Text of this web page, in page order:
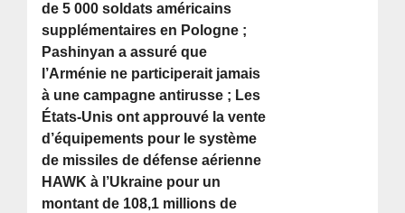
de 5 000 soldats américains
supplémentaires en Pologne ;
Pashinyan a assuré que
l’Arménie ne participerait jamais
à une campagne antirusse ; Les
États-Unis ont approuvé la vente
d’équipements pour le système
de missiles de défense aérienne
HAWK à l’Ukraine pour un
montant de 108,1 millions de